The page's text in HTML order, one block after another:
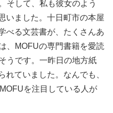
そして、私も彼女のよう
いました。十日町市の本屋
べる文芸書が、たくさんあ
、MOFUの専門書籍を愛読
うです。一昨日の地方紙
れていました。なんでも、
を注目している人が